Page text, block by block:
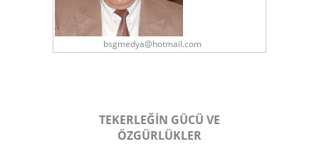
bsgmedya@hotmail.com
TEKERLEĞİN GÜCÜ VE
ÖZGÜRLÜKLER